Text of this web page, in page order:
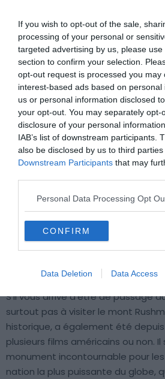
If you wish to opt-out of the sale,
processing of your personal or
targeted advertising by us, please
section to confirm your selection.
opt-out request is processed you may
interest-based ads based on
us or personal information disclosed
your opt-out. You may separately opt-
disclosure of your personal
IAB’s list of downstream participants.
also be disclosed by us to third
Downstream Participants that may
Personal Data Processing Opt
CONFIRM
Data Deletion Data Access
Un monument
touristes
S’il vous arrive d’être de passage
surtout pas à visiter le mont
historique, a également été
plusieurs films américains ou non. Il
monument incontournable pour
nation la plus puissante du globe,